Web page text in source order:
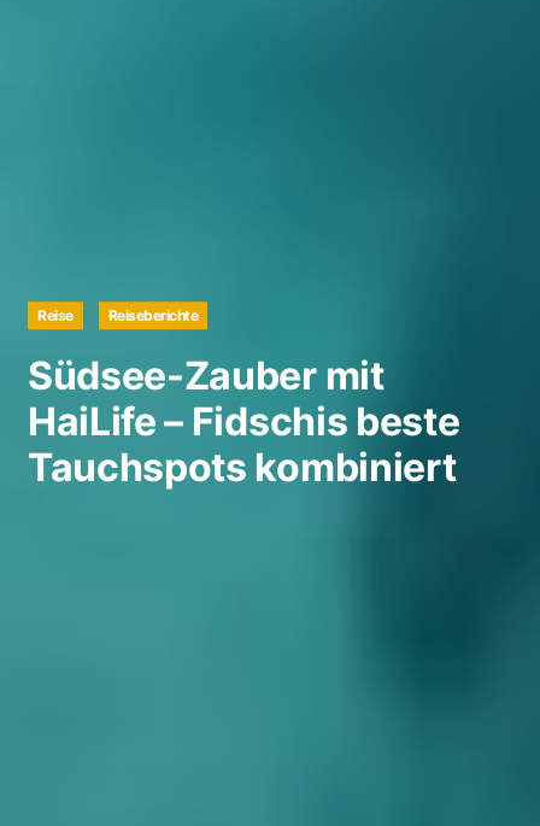
Reise Reiseberichte
Südsee-Zauber mit
HaiLife – Fidschis beste
Tauchspots kombiniert